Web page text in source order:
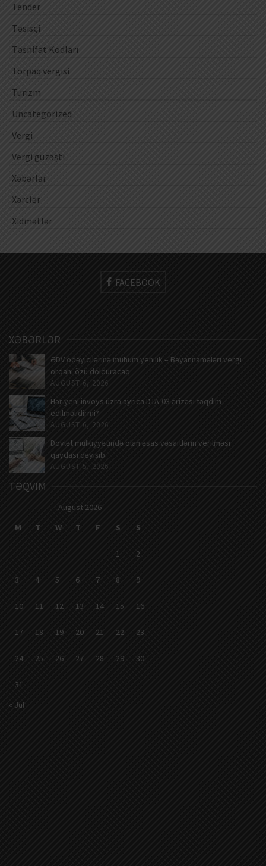
Tender
Təsisçi
Təsnifat Kodları
Torpaq vergisi
Turizm
Uncategorized
Vergi
Vergi güzəşti
Xəbərlər
Xərclər
Xidmətlər
FACEBOOK
XƏBƏRLƏR
ƏDV ödəyicilərinə mühüm yenilik – Bəyannamələri vergi
orqanı özü dolduracaq
AUGUST 6, 2026
Hər yeni invoys üzrə ayrıca DTA-03 ərizəsi təqdim
edilməlidirmi?
AUGUST 6, 2026
Dövlət mülkiyyətində olan əsas vəsaitlərin verilməsi
qaydası dəyişib
AUGUST 5, 2026
TƏQVIM
August 2026
M
T W T F S S
1 2
3 4 5 6 7 8 9
10 11 12 13 14 15 16
17 18 19 20 21 22 23
24 25 26 27 28 29 30
31
« Jul